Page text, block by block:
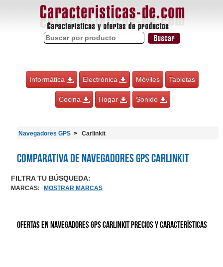
Informática Electrónica Móviles Tabletas
Cocina Hogar Sonido
Navegadores GPS Carlinkit
Comparativa de Navegadores GPS Carlinkit
FILTRA TU BÚSQUEDA:
MARCAS: MOSTRAR MARCAS
Ofertas en Navegadores GPS Carlinkit precios y características